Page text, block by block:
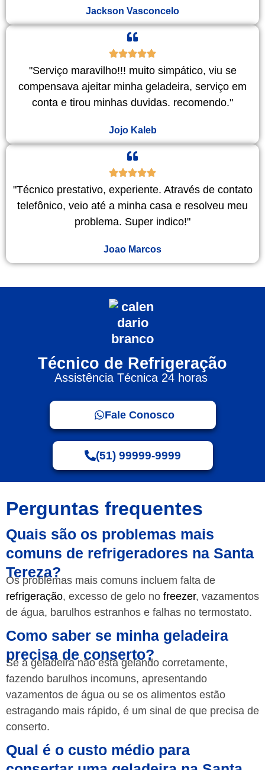
Jackson Vasconcelo
"Serviço maravilho!!! muito simpático, viu se
compensava ajeitar minha geladeira, serviço em
conta e tirou minhas duvidas. recomendo."
Jojo Kaleb
"Técnico prestativo, experiente. Através de contato
telefônico, veio até a minha casa e resolveu meu
problema. Super indico!"
Joao Marcos
Técnico de Refrigeração
Assistência Técnica 24 horas
Fale Conosco
(51) 99999-9999
Perguntas frequentes
Quais são os problemas mais
comuns de refrigeradores na Santa
Tereza?
Os problemas mais comuns incluem falta de
refrigeração, excesso de gelo no freezer, vazamentos
de água, barulhos estranhos e falhas no termostato.
Como saber se minha geladeira
precisa de conserto?
Se a geladeira não está gelando corretamente,
fazendo barulhos incomuns, apresentando
vazamentos de água ou se os alimentos estão
estragando mais rápido, é um sinal de que precisa de
conserto.
Qual é o custo médio para